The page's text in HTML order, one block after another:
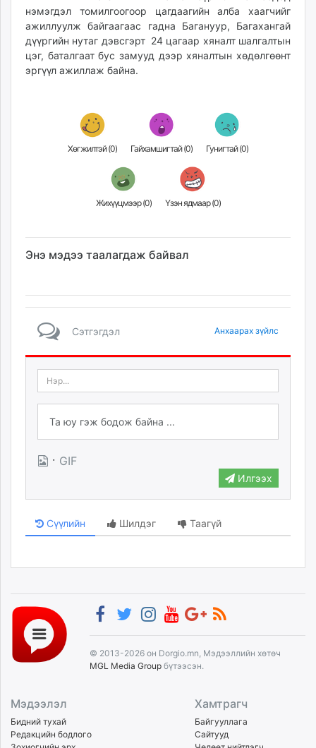
toim.mn
tac.mn
paparazzi.mn
unread.today
нэмэгдэл томилгоогоор цагдаагийн алба хаагчийг
ажиллуулж байгаагаас гадна Багануур, Багахангай
дүүргийн нутаг дэвсгэрт 24 цагаар хяналт шалгалтын
цэг, баталгаат бус замууд дээр хяналтын хөдөлгөөнт
эргүүл ажиллаж байна.
Хөгжилтэй (0) Гайхамшигтай (0) Гунигтай (0)
Жихүүцмээр (0) Үзэн ядмаар (0)
Энэ мэдээ таалагдаж байвал
Сэтгэгдэл Анхаарах зүйлс
· GIF
Илгээх
Сүүлийн Шилдэг Таагүй
© 2013-2026 он Dorgio.mn, Мэдээллийн хөтөч
MGL Media Group бүтээсэн.
Мэдээлэл
Бидний тухай
Редакцийн бодлого
Хамтрагч
Байгууллага
Сайтууд